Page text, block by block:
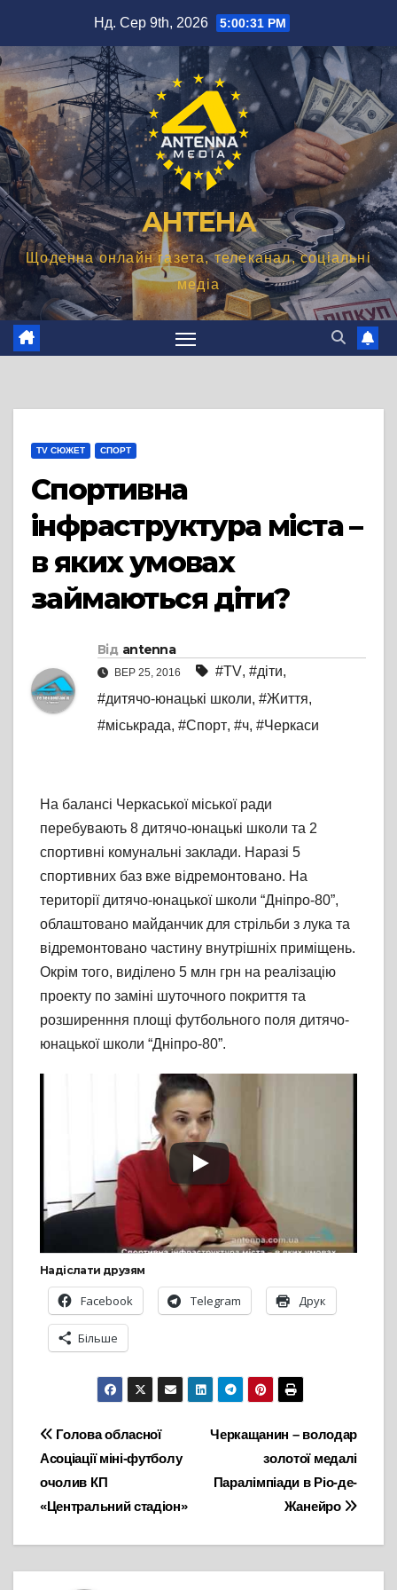
вмісту
Нд. Сер 9th, 2026 5:00:32 PM
АНТЕНА
Щоденна онлайн газета, телеканал, соціальні
медіа
TV СЮЖЕТ СПОРТ
Спортивна
інфраструктура міста –
в яких умовах
займаються діти?
Від antenna
ВЕР 25, 2016 #TV, #діти,
#дитячо-юнацькі школи, #Життя,
#міськрада, #Спорт, #ч, #Черкаси
На балансі Черкаської міської ради
перебувають 8 дитячо-юнацькі школи та 2
спортивні комунальні заклади. Наразі 5
спортивних баз вже відремонтовано. На
території дитячо-юнацької школи “Дніпро-80”,
облаштовано майданчик для стрільби з лука та
відремонтовано частину внутрішніх приміщень.
Окрім того, виділено 5 млн грн на реалізацію
проекту по заміні шуточного покриття та
розширенння площі футбольного поля дитячо-
юнацької школи “Дніпро-80”.
Надіслати друзям
Facebook Telegram Друк
Більше
Навігація
записів
Черкащанин – володар
золотої медалі
Паралімпіади в Ріо-де-
Жанейро
Голова обласної
Асоціації міні-футболу
очолив КП
«Центральний стадіон»